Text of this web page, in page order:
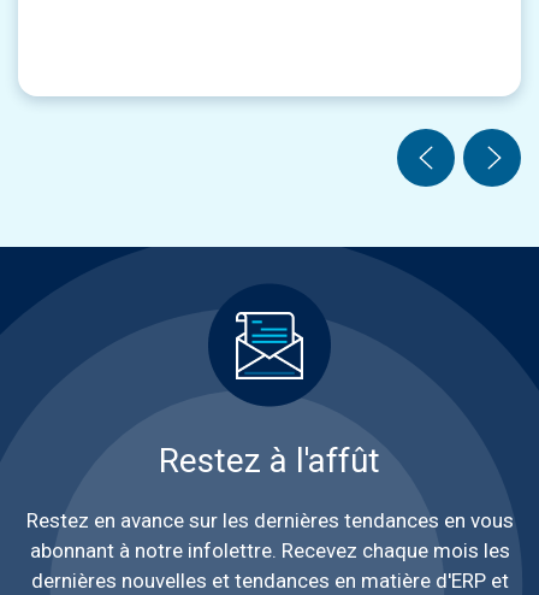
Restez à l'affût
Restez en avance sur les dernières tendances en vous
abonnant à notre infolettre. Recevez chaque mois les
dernières nouvelles et tendances en matière d'ERP et